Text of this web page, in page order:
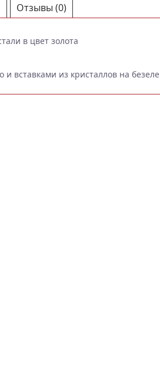
в цвет золота
вставками из кристаллов на безеле
Отзывы (0)